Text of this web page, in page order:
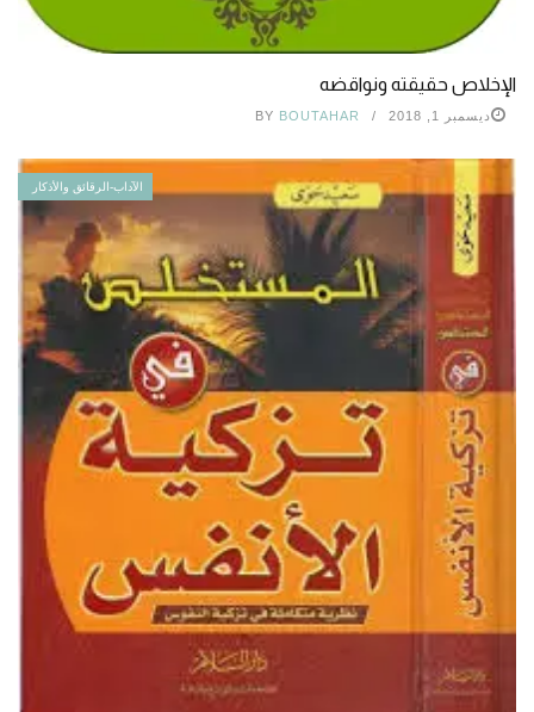
الإخلاص حقيقته ونواقضه
ديسمبر 1, 2018 BY BOUTAHAR
الآداب-الرقائق والأذكار